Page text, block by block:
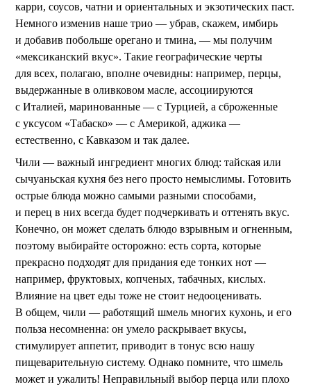
карри, соусов, чатни и ориентальных и экзотических паст.
Немного изменив наше трио — убрав, скажем, имбирь
и добавив побольше орегано и тмина, — мы получим
«мексиканский вкус». Такие географические черты
для всех, полагаю, вполне очевидны: например, перцы,
выдержанные в оливковом масле, ассоциируются
с Италией, маринованные — с Турцией, а сброженные
с уксусом «Табаско» — c Америкой, аджика —
естественно, с Кавказом и так далее.
Чили — важный ингредиент многих блюд: тайская или
сычуаньская кухня без него просто немыслимы. Готовить
острые блюда можно самыми разными способами,
и перец в них всегда будет подчеркивать и оттенять вкус.
Конечно, он может сделать блюдо взрывным и огненным,
поэтому выбирайте осторожно: есть сорта, которые
прекрасно подходят для придания еде тонких нот —
например, фруктовых, копченых, табачных, кислых.
Влияние на цвет еды тоже не стоит недооценивать.
В общем, чили — работящий шмель многих кухонь, и его
польза несомненна: он умело раскрывает вкусы,
стимулирует аппетит, приводит в тонус всю нашу
пищеварительную систему. Однако помните, что шмель
может и ужалить! Неправильный выбор перца или плохо